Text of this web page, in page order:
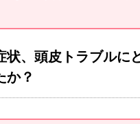
状、頭皮トラブルに
か？